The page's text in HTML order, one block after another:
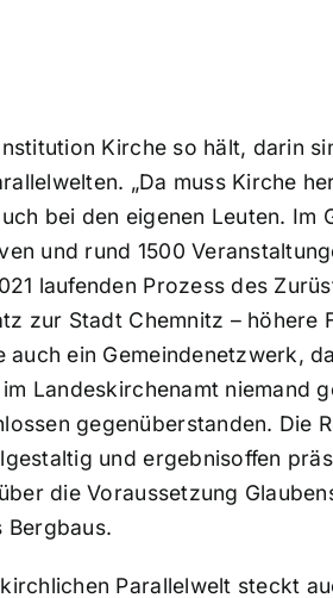
Kirche so hält, darin
„Da muss Kirche
bei den eigenen Leuten. Im
und rund 1500
laufenden Prozess des
zur Stadt Chemnitz – höhere
ein Gemeindenetzwerk,
Landeskirchenamt niemand
gegenüberstanden. Die
und ergebnisoffen
die Voraussetzung
Bergbaus.
Parallelwelt steckt